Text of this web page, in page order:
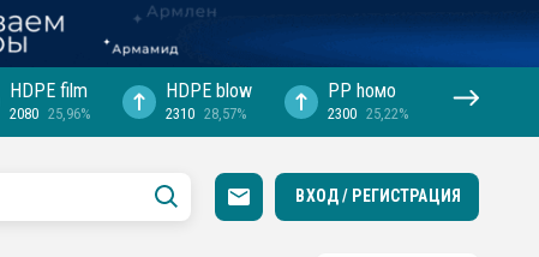
HDPE film
2080 25,96%
HDPE blow
2310 28,57%
PP hомо
2300 25,22%
ВХОД / РЕГИСТРАЦИЯ